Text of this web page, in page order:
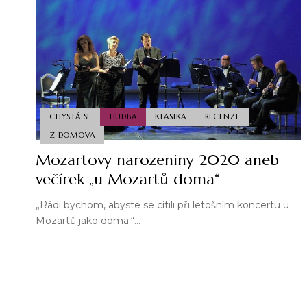
CHYSTÁ SE HUDBA KLASIKA
RECENZE
Z DOMOVA
Mozartovy narozeniny 2020 aneb
večírek „u Mozartů doma“
„Rádi bychom, abyste se cítili při letošním koncertu u
Mozartů jako doma.“…